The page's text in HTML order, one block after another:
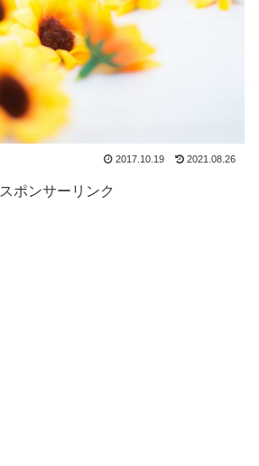
2017.10.19 2021.08.26
スポンサーリンク